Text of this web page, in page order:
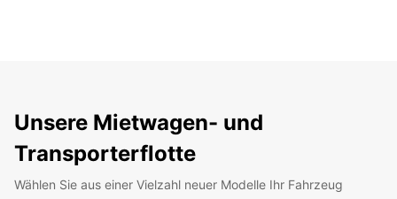
Unsere Mietwagen- und
Transporterflotte
Wählen Sie aus einer Vielzahl neuer Modelle Ihr Fahrzeug